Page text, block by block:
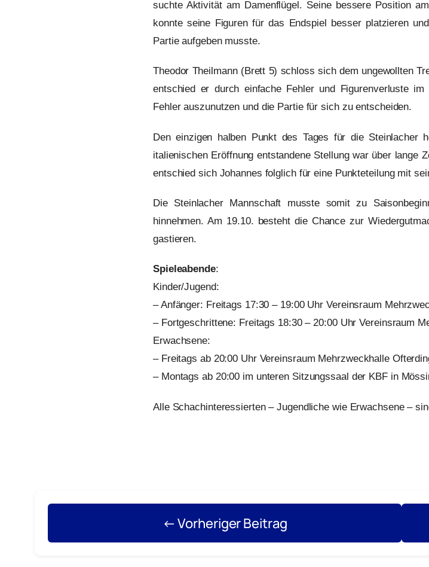
suchte Aktivität am Damenflügel. Seine bessere Position
konnte seine Figuren für das Endspiel besser platzieren
Partie aufgeben musste.
Theodor Theilmann (Brett 5) schloss sich dem ungewollten
entschied er durch einfache Fehler und Figurenverluste
Fehler auszunutzen und die Partie für sich zu entscheiden.
Den einzigen halben Punkt des Tages für die
italienischen Eröffnung entstandene Stellung war über lange
entschied sich Johannes folglich für eine Punkteteilung mit
Die Steinlacher Mannschaft musste somit zu
hinnehmen. Am 19.10. besteht die Chance zur
gastieren.
Spieleabende:
Kinder/Jugend:
– Anfänger: Freitags 17:30 – 19:00 Uhr Vereinsraum
– Fortgeschrittene: Freitags 18:30 – 20:00 Uhr Vereinsraum
Erwachsene:
– Freitags ab 20:00 Uhr Vereinsraum Mehrzweckhalle
– Montags ab 20:00 im unteren Sitzungssaal der KBF in
Alle Schachinteressierten – Jugendliche wie Erwachsene –
← Vorheriger Beitrag